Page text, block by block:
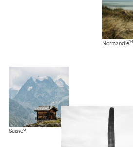
Normandie14
Suisse6